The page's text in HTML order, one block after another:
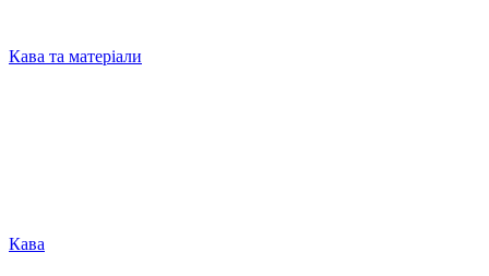
Кава та матеріали
Кава